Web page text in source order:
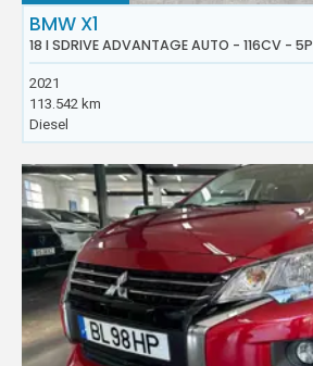
BMW X1
18 I SDRIVE ADVANTAGE AUTO - 116CV - 5P
2021
113.542 km
Diesel